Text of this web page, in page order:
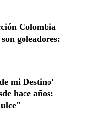
Colombia
goleadores:
mi Destino'
hace años: